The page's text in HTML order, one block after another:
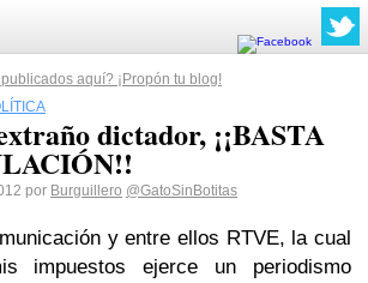
aquí? ¡Propón tu blog!
dictador, ¡¡BASTA
por Burguillero @GatoSinBotitas
y entre ellos RTVE, la cual
impuestos ejerce un periodismo